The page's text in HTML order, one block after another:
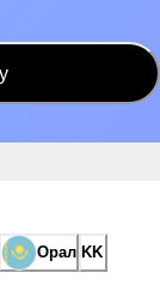
Орал KK